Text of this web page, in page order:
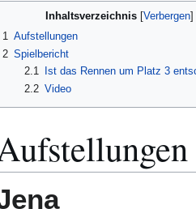
Inhaltsverzeichnis
1 Aufstellungen
2 Spielbericht
2.1
Ist das Rennen um Platz 3
2.2 Video